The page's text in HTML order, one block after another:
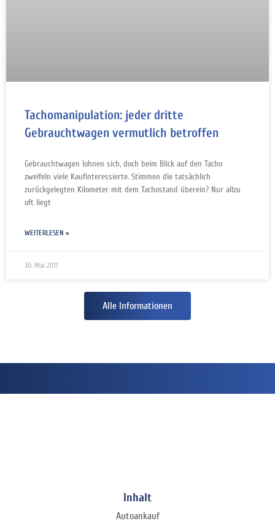
Tachomanipulation: jeder dritte
Gebrauchtwagen vermutlich betroffen
Gebrauchtwagen lohnen sich, doch beim Blick auf den Tacho
zweifeln viele Kaufinteressierte. Stimmen die tatsächlich
zurückgelegten Kilometer mit dem Tachostand überein? Nur allzu
oft liegt
WEITERLESEN »
30. Mai 2017
Alle Informationen
Inhalt
Autoankauf